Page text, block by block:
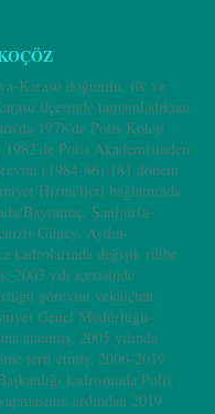
Karasu doğumlu, ilk ve
ilçesinde tamamladıktan
1978'de Polis Koleji
Polis Akademisinden
(1984-86) 181.dönem
Hizmetleri bağlamında
Bayramiç, Şanlıurfa-
Güney, Aydın-
kadrolarında değişik rütbe
2003 yılı içerisinde
görevini vekâleten
Genel Müdürlüğü-
atanmış, 2005 yılında
terfi etmiş; 2006-2019
kadrosunda Polis
ardından 2019